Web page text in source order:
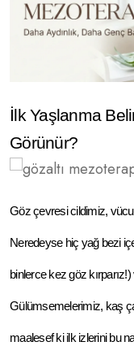
İlk Yaşlanma
Görünür?
Göz çevresi cildimiz,
Neredeyse hiç yağ bezi
binlerce kez göz
Gülümsemelerimiz, kaş
maalesef ki ilk izlerini bu